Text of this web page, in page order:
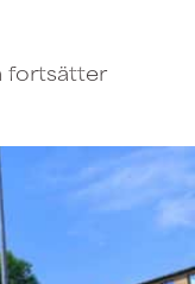
fortsätter